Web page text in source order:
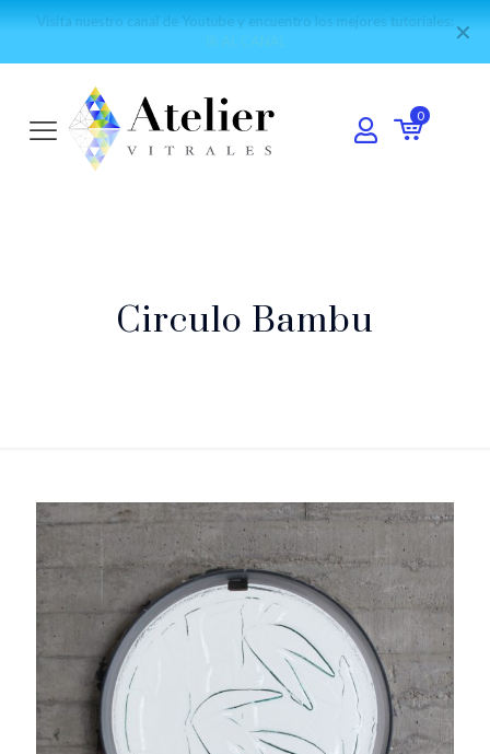
Visita nuestro canal de Youtube y encuentro los mejores tutoriales: ✕
0
Circulo Bambu